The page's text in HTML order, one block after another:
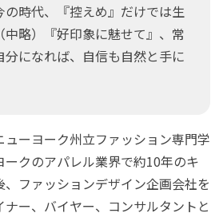
時代、『控えめ』だけでは生
中略）『好印象に魅せて』、常
分になれば、自信も自然と手に
ーヨーク州立ファッション専門学
ークのアパレル業界で約10年のキ
ファッションデザイン企画会社を
ー、バイヤー、コンサルタントと